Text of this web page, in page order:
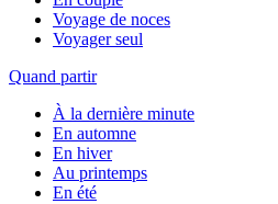
Voyage de noces
Voyager seul
Quand partir
À la dernière minute
En automne
En hiver
Au printemps
En été